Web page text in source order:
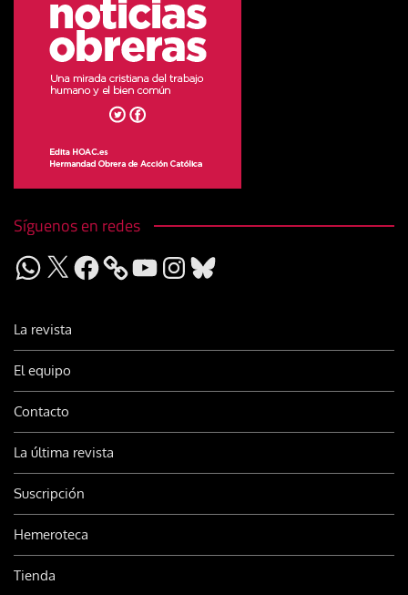
Síguenos en redes
WhatsApp
X Facebook YouTubeInstagram
Bluesky
La revista
El equipo
Contacto
La última revista
Suscripción
Hemeroteca
Tienda